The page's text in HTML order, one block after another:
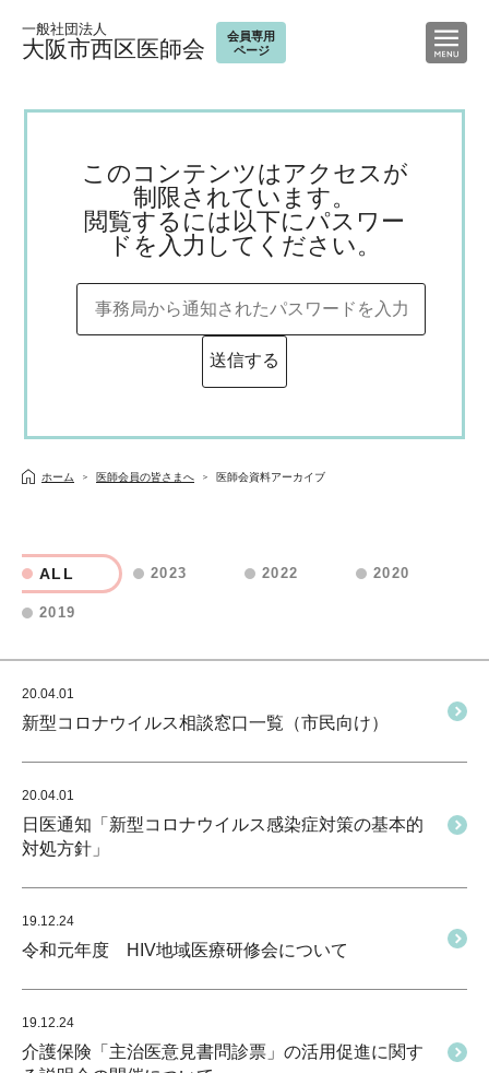
一般社団法人
大阪市西区医師会
会員専用
ページ
このコンテンツはアクセスが
制限されています。
閲覧するには以下にパスワー
ドを入力してください。
ホーム 医師会員の皆さまへ 医師会資料アーカイブ
ALL 2023 2022 2020
2019
20.04.01
新型コロナウイルス相談窓口一覧（市民向け）
20.04.01
日医通知「新型コロナウイルス感染症対策の基本的
対処方針」
19.12.24
令和元年度 HIV地域医療研修会について
19.12.24
介護保険「主治医意見書問診票」の活用促進に関す